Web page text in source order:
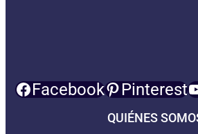
Facebook Pinterest
QUIÉNES